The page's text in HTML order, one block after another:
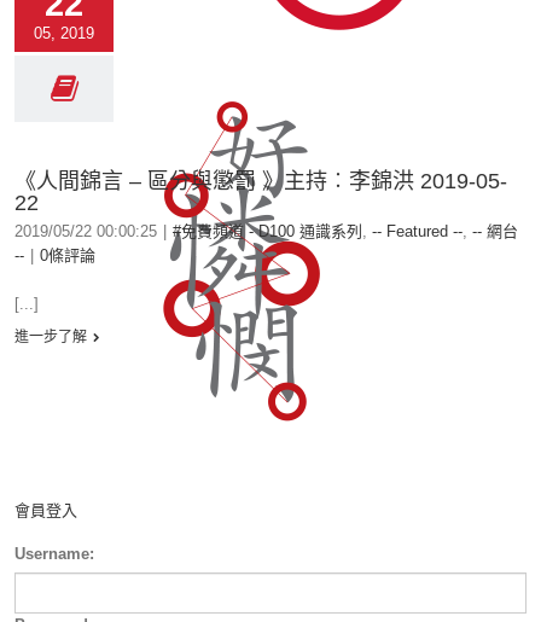
05, 2019
《人間錦言 – 區分與懲罰 》主持︰李錦洪 2019-05-
22
2019/05/22 00:00:25 #免費頻道 - D100 通識系列 , -- Featured --, -- 網台
--
0條評論
[...]
進一步了解
會員登入
Username: